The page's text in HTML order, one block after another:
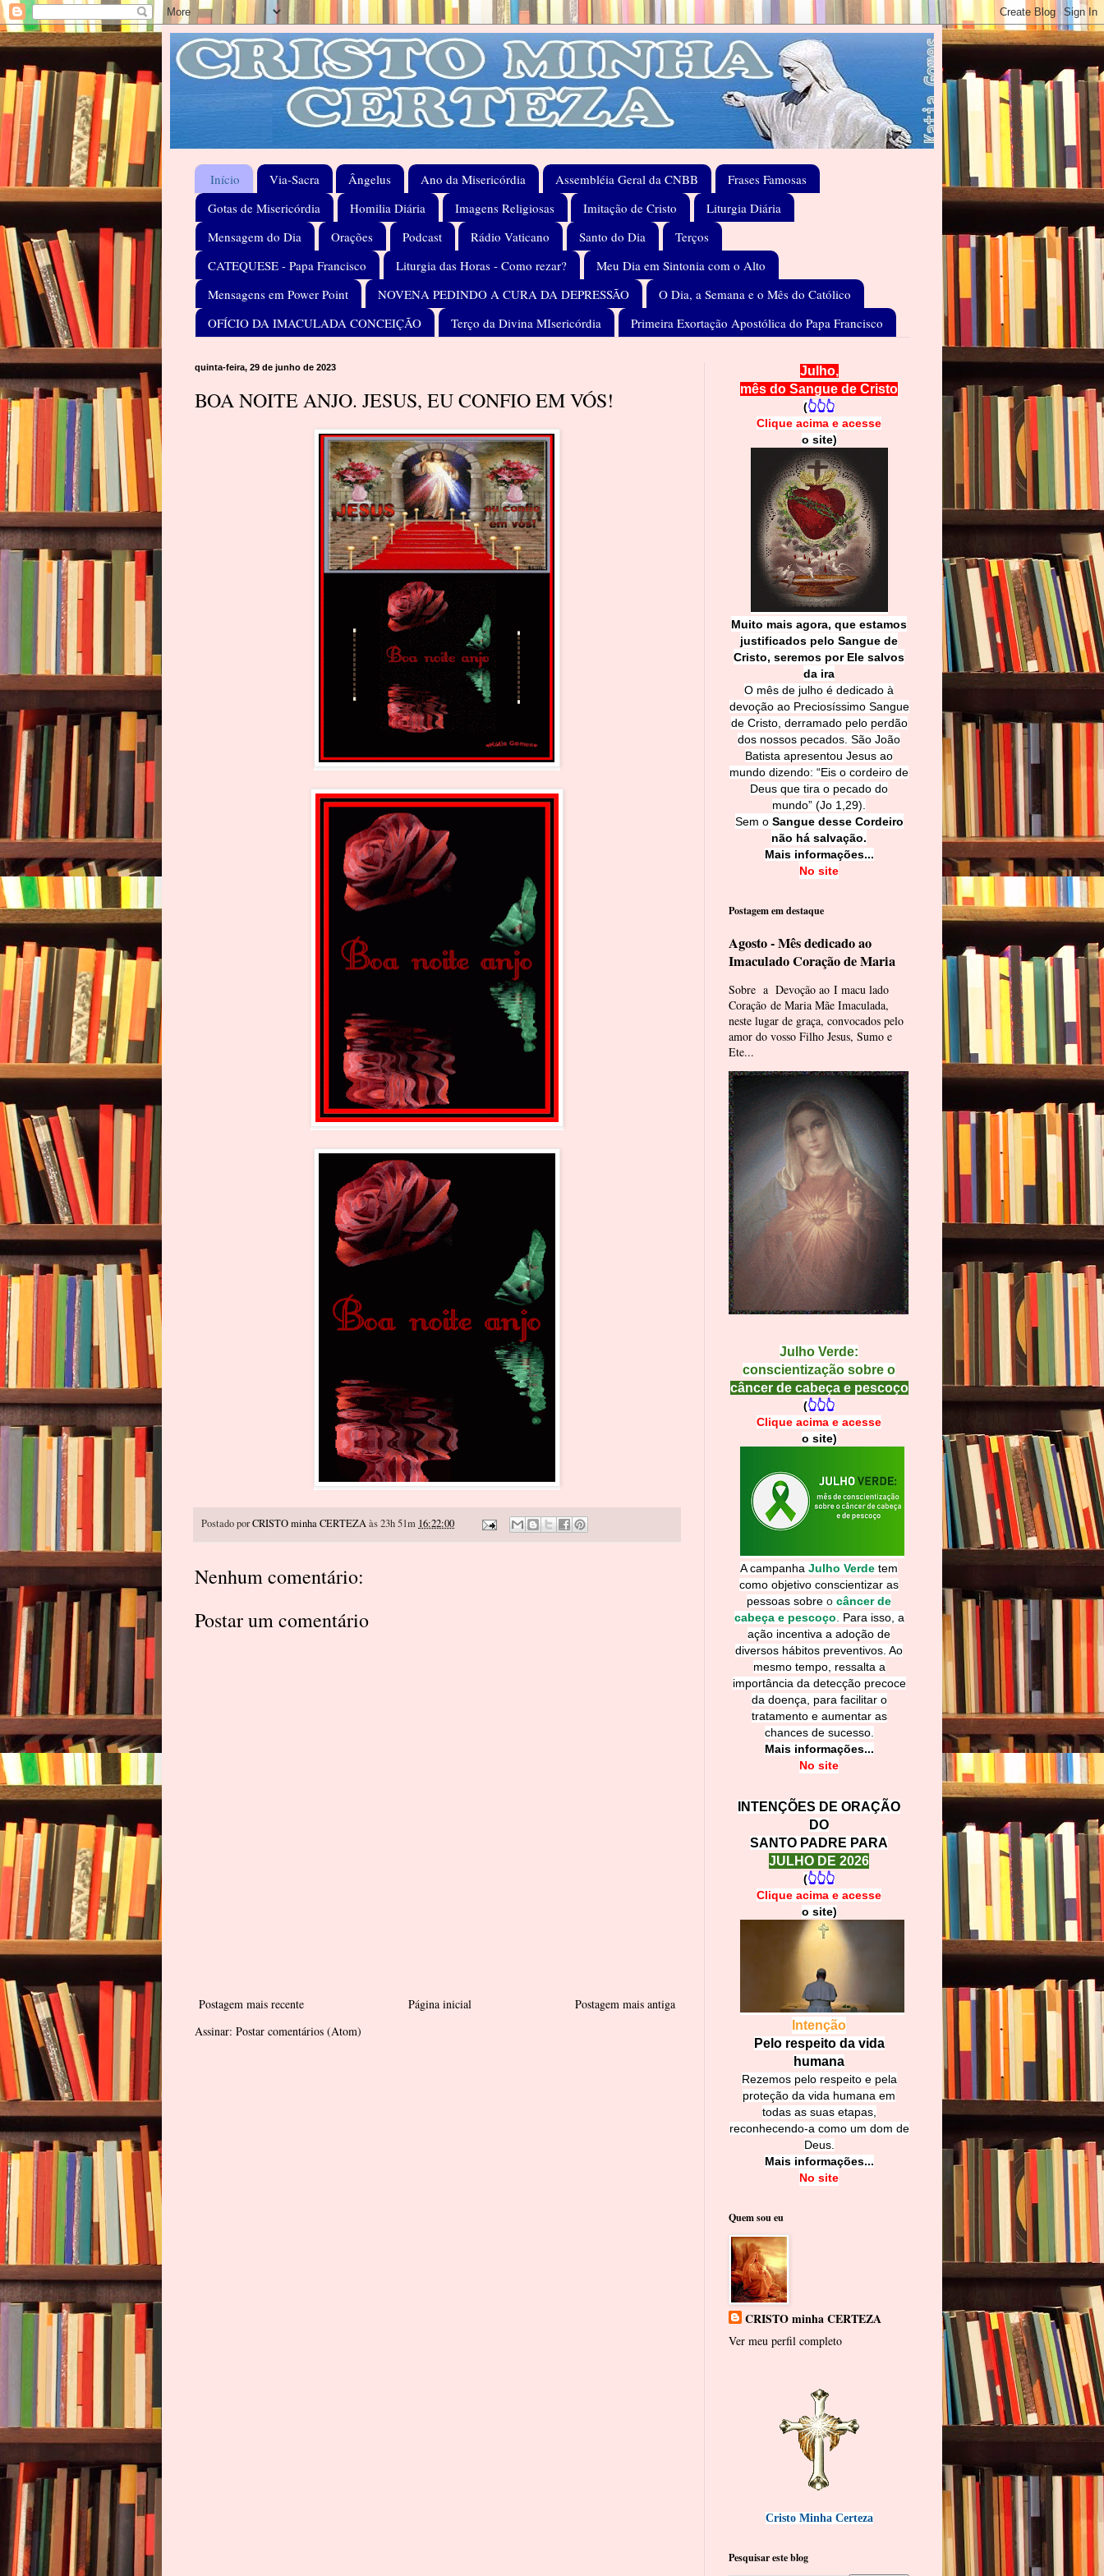
Início Via-Sacra Ângelus Ano da Misericórdia Assembléia Geral da CNBB
Frases Famosas
Gotas de Misericórdia
Homilia Diária Imagens Religiosas Imitação de Cristo
Liturgia Diária
Mensagem do Dia
Orações Podcast Rádio Vaticano Santo do Dia
Terços
CATEQUESE - Papa Francisco
Liturgia das Horas - Como rezar?
Meu Dia em Sintonia com o Alto
Mensagens em Power Point
NOVENA PEDINDO A CURA DA DEPRESSÃO
O Dia, a Semana e o Mês do Católico
OFÍCIO DA IMACULADA CONCEIÇÃO
Terço da Divina MIsericórdia Primeira Exortação Apostólica do Papa Francisco
quinta-feira, 29 de junho de 2023
BOA NOITE ANJO. JESUS, EU CONFIO EM VÓS!
Postado porCRISTO minha CERTEZAàs 23h 51m 16:22:00
Nenhum comentário:
Postar um comentário
Postagem mais recente Postagem mais antiga
Página inicial
Assinar: Postar comentários (Atom)
Julho,
mês do Sangue de Cristo
(👆👆👆
Clique acima e acesse
o site)
Muito mais agora, que estamos
justificados pelo Sangue de
Cristo, seremos por Ele salvos
da ira
O mês de julho é dedicado à
devoção ao Preciosíssimo Sangue
de Cristo, derramado pelo perdão
dos nossos pecados. São João
Batista apresentou Jesus ao
mundo dizendo: “Eis o cordeiro de
Deus que tira o pecado do
mundo” (Jo 1,29).
Sem o Sangue desse Cordeiro
não há salvação.
Mais informações...
No site
Postagem em destaque
Agosto - Mês dedicado ao
Imaculado Coração de Maria
Sobre a Devoção ao I macu lado
Coração de Maria Mãe Imaculada,
neste lugar de graça, convocados pelo
amor do vosso Filho Jesus, Sumo e
Ete...
Julho Verde:
conscientização sobre o
câncer de cabeça e pescoço
(👆👆👆
Clique acima e acesse
o site)
A campanha Julho Verde tem
como objetivo conscientizar as
pessoas sobre o câncer de
cabeça e pescoço
Para isso, a
ação incentiva a adoção de
diversos hábitos preventivos. Ao
mesmo tempo, ressalta a
importância da detecção precoce
da doença, para facilitar o
tratamento e aumentar as
chances de sucesso.
Mais informações...
No site
INTENÇÕES DE ORAÇÃO
DO
SANTO PADRE PARA
JULHO DE 2026
(👆👆👆
Clique acima e acesse
o site)
Intenção
Pelo respeito da vida
humana
Rezemos pelo respeito e pela
proteção da vida humana em
todas as suas etapas,
reconhecendo-a como um dom de
Deus.
Mais informações...
No site
Quem sou eu
CRISTO minha CERTEZA
Ver meu perfil completo
Cristo Minha Certeza
Pesquisar este blog